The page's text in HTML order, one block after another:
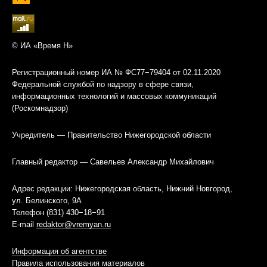
© ИА «Время Н»
Регистрационный номер ИА № ФС77−79404 от 02.11.2020
Федеральной службой по надзору в сфере связи,
информационных технологий и массовых коммуникаций
(Роскомнадзор)
Учредитель — Правительство Нижегородской области
Главный редактор — Савельев Александр Михайлович
Адрес редакции: Нижегородская область, Нижний Новгород,
ул. Белинского, 9А
Телефон (831) 430−18−91
E-mail redaktor@vremyan.ru
Информация об агентстве
Правила использования материалов